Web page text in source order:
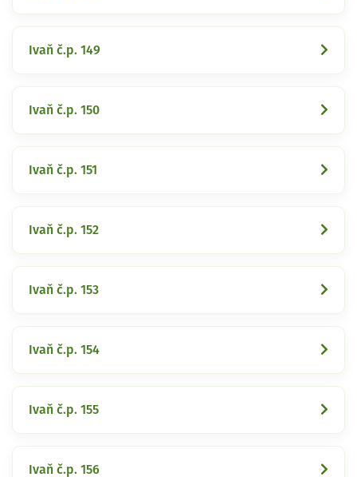
Ivaň č.p. 149
Ivaň č.p. 150
Ivaň č.p. 151
Ivaň č.p. 152
Ivaň č.p. 153
Ivaň č.p. 154
Ivaň č.p. 155
Ivaň č.p. 156